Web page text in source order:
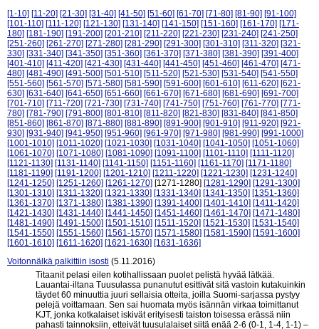
[1-10] [11-20] [21-30] [31-40] [41-50] [51-60] [61-70] [71-80] [81-90] [91-100]
[101-110] [111-120] [121-130] [131-140] [141-150] [151-160] [161-170] [171-
180] [181-190] [191-200] [201-210] [211-220] [221-230] [231-240] [241-250]
[251-260] [261-270] [271-280] [281-290] [291-300] [301-310] [311-320] [321-
330] [331-340] [341-350] [351-360] [361-370] [371-380] [381-390] [391-400]
[401-410] [411-420] [421-430] [431-440] [441-450] [451-460] [461-470] [471-
480] [481-490] [491-500] [501-510] [511-520] [521-530] [531-540] [541-550]
[551-560] [561-570] [571-580] [581-590] [591-600] [601-610] [611-620] [621-
630] [631-640] [641-650] [651-660] [661-670] [671-680] [681-690] [691-700]
[701-710] [711-720] [721-730] [731-740] [741-750] [751-760] [761-770] [771-
780] [781-790] [791-800] [801-810] [811-820] [821-830] [831-840] [841-850]
[851-860] [861-870] [871-880] [881-890] [891-900] [901-910] [911-920] [921-
930] [931-940] [941-950] [951-960] [961-970] [971-980] [981-990] [991-1000]
[1001-1010] [1011-1020] [1021-1030] [1031-1040] [1041-1050] [1051-1060]
[1061-1070] [1071-1080] [1081-1090] [1091-1100] [1101-1110] [1111-1120]
[1121-1130] [1131-1140] [1141-1150] [1151-1160] [1161-1170] [1171-1180]
[1181-1190] [1191-1200] [1201-1210] [1211-1220] [1221-1230] [1231-1240]
[1241-1250] [1251-1260] [1261-1270] [1271-1280] [1281-1290] [1291-1300]
[1301-1310] [1311-1320] [1321-1330] [1331-1340] [1341-1350] [1351-1360]
[1361-1370] [1371-1380] [1381-1390] [1391-1400] [1401-1410] [1411-1420]
[1421-1430] [1431-1440] [1441-1450] [1451-1460] [1461-1470] [1471-1480]
[1481-1490] [1491-1500] [1501-1510] [1511-1520] [1521-1530] [1531-1540]
[1541-1550] [1551-1560] [1561-1570] [1571-1580] [1581-1590] [1591-1600]
[1601-1610] [1611-1620] [1621-1630] [1631-1636]
Voitonnälkä palkittiin isosti (5.11.2016)
Titaanit pelasi eilen kotihallissaan puolet pelistä hyvää lätkää.
Lauantai-iltana Tuusulassa punanutut esittivät sitä vastoin kutakuinkin
täydet 60 minuuttia juuri sellaisia otteita, joilla Suomi-sarjassa pystyy
pelejä voittamaan. Sen sai huomata myös isännän virkaa toimittanut
KJT, jonka kotkalaiset iskivät erityisesti taiston toisessa erässä niin
pahasti tainnoksiin, etteivät tuusulalaiset siitä enää 2-6 (0-1, 1-4, 1-1) –